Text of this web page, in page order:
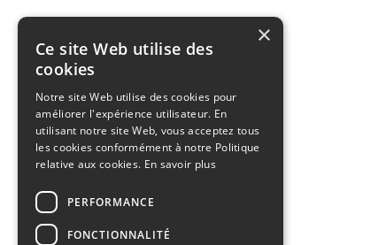
×
Ce site Web utilise des
cookies
Notre site Web utilise des cookies pour
améliorer l'expérience utilisateur. En
utilisant notre site Web, vous acceptez tous
les cookies conformément à notre Politique
relative aux cookies. En savoir plus
PERFORMANCE
FONCTIONNALITÉ